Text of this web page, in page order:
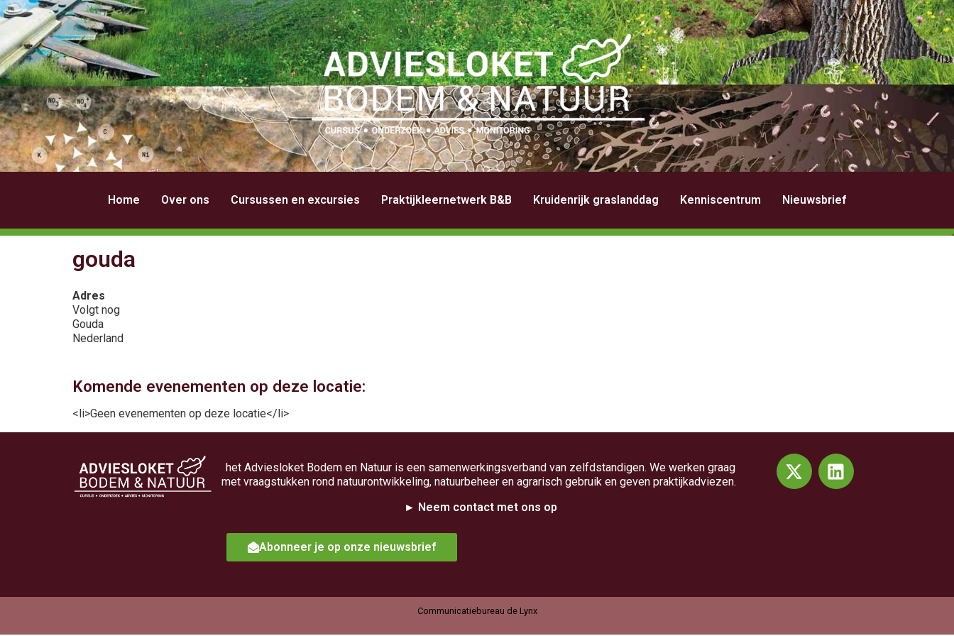
Home Over ons Cursussen en excursies Praktijkleernetwerk B&B Kruidenrijk graslanddag Kenniscentrum Nieuwsbrief
gouda
Adres
Volgt nog
Gouda
Nederland
Komende evenementen op deze locatie:
<li>Geen evenementen op deze locatie</li>
het Adviesloket Bodem en Natuur is een samenwerkingsverband van zelfdstandigen. We werken graag
met vraagstukken rond natuurontwikkeling, natuurbeheer en agrarisch gebruik en geven praktijkadviezen.
► Neem contact met ons op
Abonneer je op onze nieuwsbrief
Communicatiebureau de Lynx